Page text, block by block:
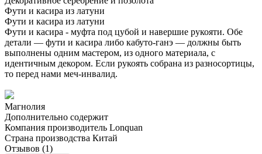
Фути и касира из латуни
Фути и касира из латуни
Фути и касира - муфта под цубой и навершие рукояти. Обе
детали — фути и касира либо кабуто-ганэ — должны быть
выполнены одним мастером, из одного материала, с
идентичным декором. Если рукоять собрана из разносортицы,
то перед нами меч-инвалид.
Магнолия
Дополнительно содержит
Компания производитель Lonquan
Страна производства Китай
Отзывов (1)